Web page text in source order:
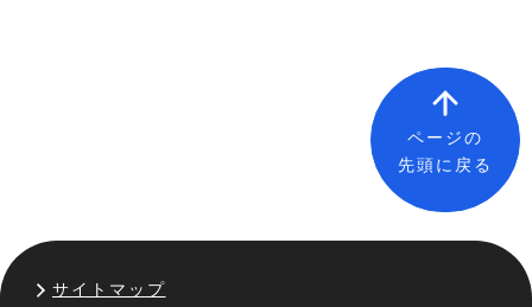
ページの
先頭に戻る
サイトマップ